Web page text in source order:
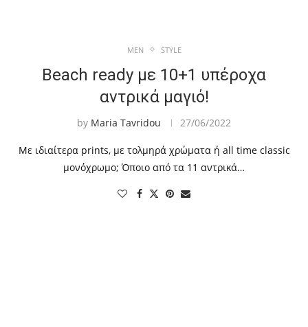
MEN STYLE
Beach ready με 10+1 υπέροχα
αντρικά μαγιό!
by Maria Tavridou 27/06/2022
Με ιδιαίτερα prints, με τολμηρά χρώματα ή all time classic
μονόχρωμο; Όποιο από τα 11 αντρικά…